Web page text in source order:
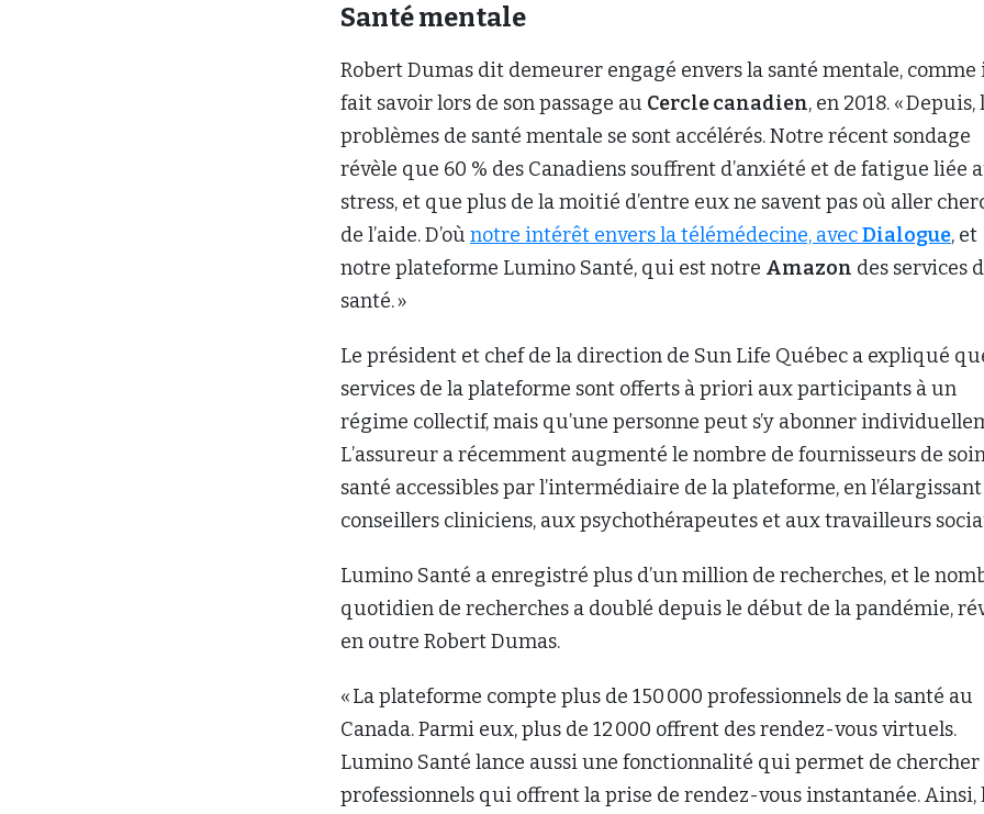
Santé mentale
Robert Dumas dit demeurer engagé envers la santé mentale, comme
fait savoir lors de son passage au Cercle canadien, en 2018. « Depuis,
problèmes de santé mentale se sont accélérés. Notre récent sondage
révèle que 60 % des Canadiens souffrent d’anxiété et de fatigue liée
stress, et que plus de la moitié d’entre eux ne savent pas où aller
de l’aide. D’où notre intérêt envers la télémédecine, avecDialogue, et
notre plateforme Lumino Santé, qui est notre Amazon des services
santé. »
Le président et chef de la direction de Sun Life Québec a expliqué
services de la plateforme sont offerts à priori aux participants à un
régime collectif, mais qu’une personne peut s’y abonner
L’assureur a récemment augmenté le nombre de fournisseurs de
santé accessibles par l’intermédiaire de la plateforme, en
conseillers cliniciens, aux psychothérapeutes et aux travailleurs
Lumino Santé a enregistré plus d’un million de recherches, et le
quotidien de recherches a doublé depuis le début de la pandémie,
en outre Robert Dumas.
« La plateforme compte plus de 150 000 professionnels de la santé au
Canada. Parmi eux, plus de 12 000 offrent des rendez-vous virtuels.
Lumino Santé lance aussi une fonctionnalité qui permet de chercher
professionnels qui offrent la prise de rendez-vous instantanée. Ainsi,